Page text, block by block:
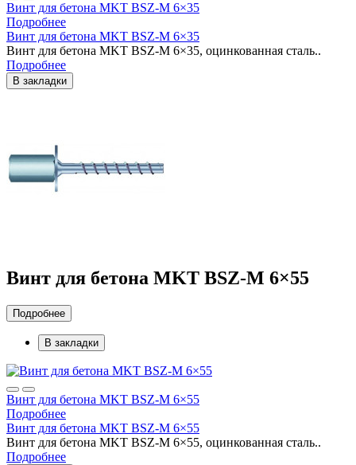
Винт для бетона MKT BSZ-M 6×35
Подробнее
Винт для бетона MKT BSZ-M 6×35
Винт для бетона MKT BSZ-M 6×35, оцинкованная сталь..
Подробнее
В закладки
Винт для бетона MKT BSZ-M 6×55
Подробнее
В закладки
Винт для бетона MKT BSZ-M 6×55
Подробнее
Винт для бетона MKT BSZ-M 6×55
Винт для бетона MKT BSZ-M 6×55, оцинкованная сталь..
Подробнее